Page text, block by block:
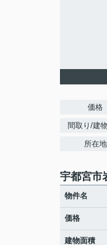
価格
間取り/建
所在地
宇都宮
物件名
価格
建物面積